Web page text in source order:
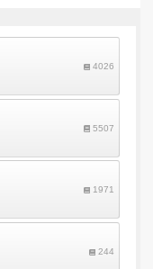
4026
5507
1971
244